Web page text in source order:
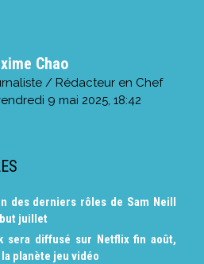
Chao
/ Rédacteur en Chef
9 mai 2025, 18:42
des derniers rôles de Sam Neill
juillet
sera diffusé sur Netflix fin août,
planète jeu vidéo